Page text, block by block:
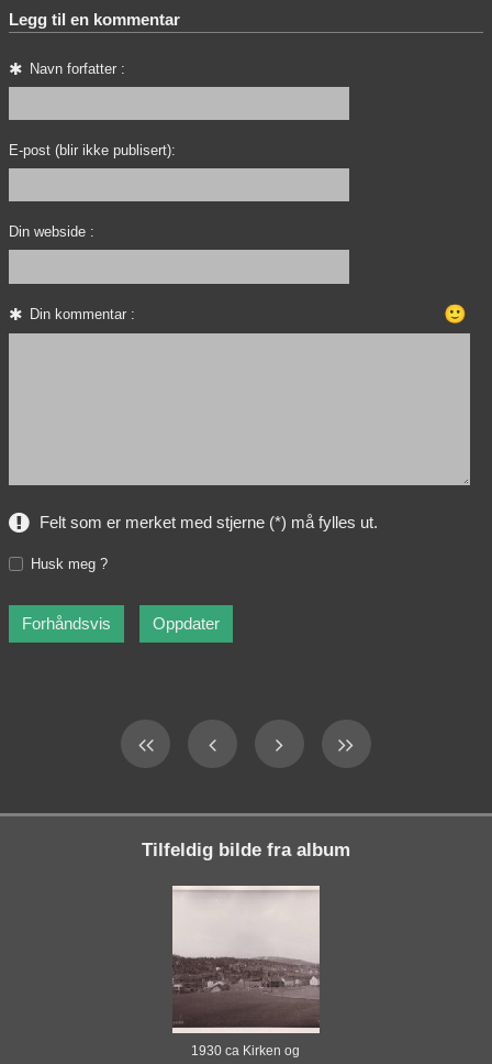
Legg til en kommentar
Navn forfatter :
E-post (blir ikke publisert):
Din webside :
Din kommentar : 🙂
Felt som er merket med stjerne (*) må fylles ut.
Husk meg ?
Tilfeldig bilde fra album
1930 ca Kirken og